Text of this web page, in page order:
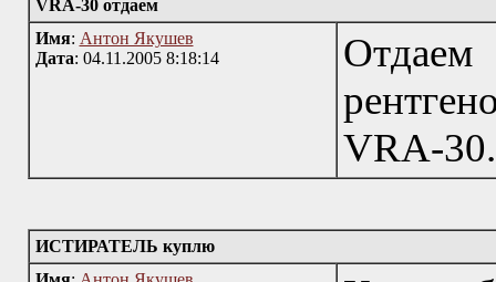
VRA-30 отдаем
Имя: Антон Якушев
Дата: 04.11.2005 8:18:14
VRA-30.
ИСТИРАТЕЛЬ куплю